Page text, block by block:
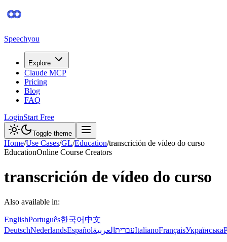
Speechyou
Explore
Claude MCP
Pricing
Blog
FAQ
LoginStart Free
Toggle theme
Home/Use Cases/GL/Education/transcrición de vídeo do curso
EducationOnline Course Creators
transcrición de vídeo do curso
Also available in:
EnglishPortuguês한국어中文
DeutschNederlandsEspañol עברית العربية ItalianoFrançaisУкраїнська